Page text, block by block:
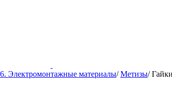
Электромонтажные материалы/ Метизы/ Гайки